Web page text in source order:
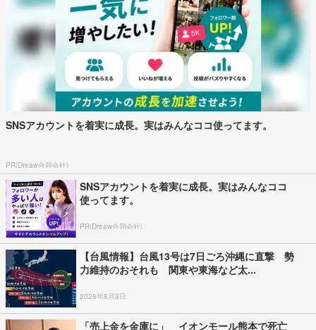
SNSアカウントを着実に成長。実はみんなココ使ってます。
PR(Dreaw合同会社)
SNSアカウントを着実に成長。実はみんなココ
使ってます。
PR(Dreaw合同会社)
【台風情報】台風13号は7日ごろ沖縄に直撃 勢
力維持のおそれも 関東や東海など太...
2026年8月3日
「売上金を金庫に」 イオンモール熊本で死亡